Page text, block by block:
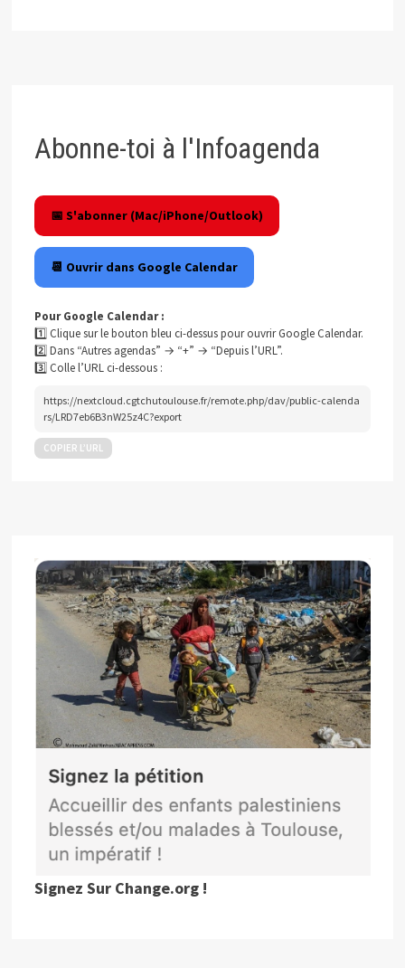
Abonne-toi à l'Infoagenda
📅 S'abonner (Mac/iPhone/Outlook)
📆 Ouvrir dans Google Calendar
Pour Google Calendar :
1️⃣ Clique sur le bouton bleu ci-dessus pour ouvrir Google Calendar.
2️⃣ Dans “Autres agendas” → “+” → “Depuis l’URL”.
3️⃣ Colle l’URL ci-dessous :
https://nextcloud.cgtchutoulouse.fr/remote.php/dav/public-calenda
rs/LRD7eb6B3nW25z4C?export
COPIER L’URL
Signez Sur Change.org !